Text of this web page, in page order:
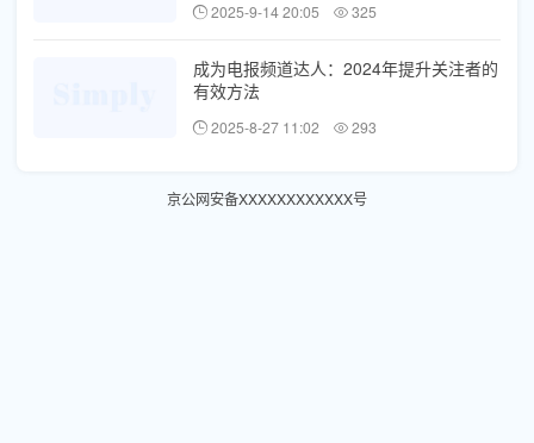
2025-9-14 20:05 325
成为电报频道达人：2024年提升关注者的
有效方法
2025-8-27 11:02 293
京公网安备XXXXXXXXXXXX号